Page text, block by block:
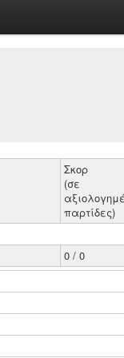
Σκορ
(σε
παρτίδες)
0 / 0